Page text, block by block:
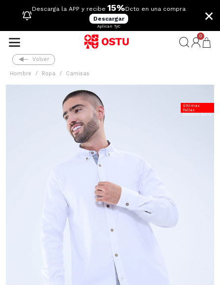
Descarga la APP y recibe 15%Dcto en una compra
Descargar
Aplican TyC
×
0
Volver
Hombre Ropa Camisas
Últimas
Tallas
20%Dcto Extra